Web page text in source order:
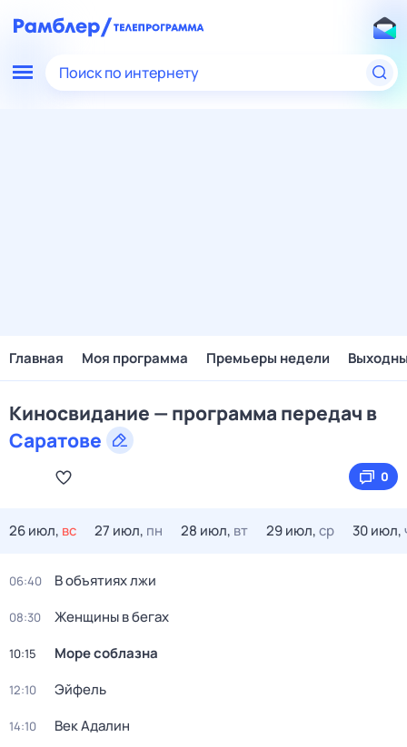
Поиск по интернету
Главная Моя программа Премьеры недели
Киносвидание — программа передач в
Саратове
0
26 июл, вс 27 июл, пн 28 июл, вт 29 июл,ср 30 июл,
06:40 В объятиях лжи
08:30 Женщины в бегах
10:15 Море соблазна
12:10 Эйфель
14:10 Век Адалин